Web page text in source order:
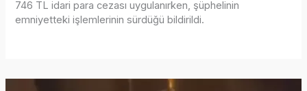
746 TL idari para cezası uygulanırken, şüphelinin
emniyetteki işlemlerinin sürdüğü bildirildi.